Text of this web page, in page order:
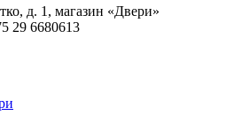
д. 1, магазин «Двери»
29 6680613